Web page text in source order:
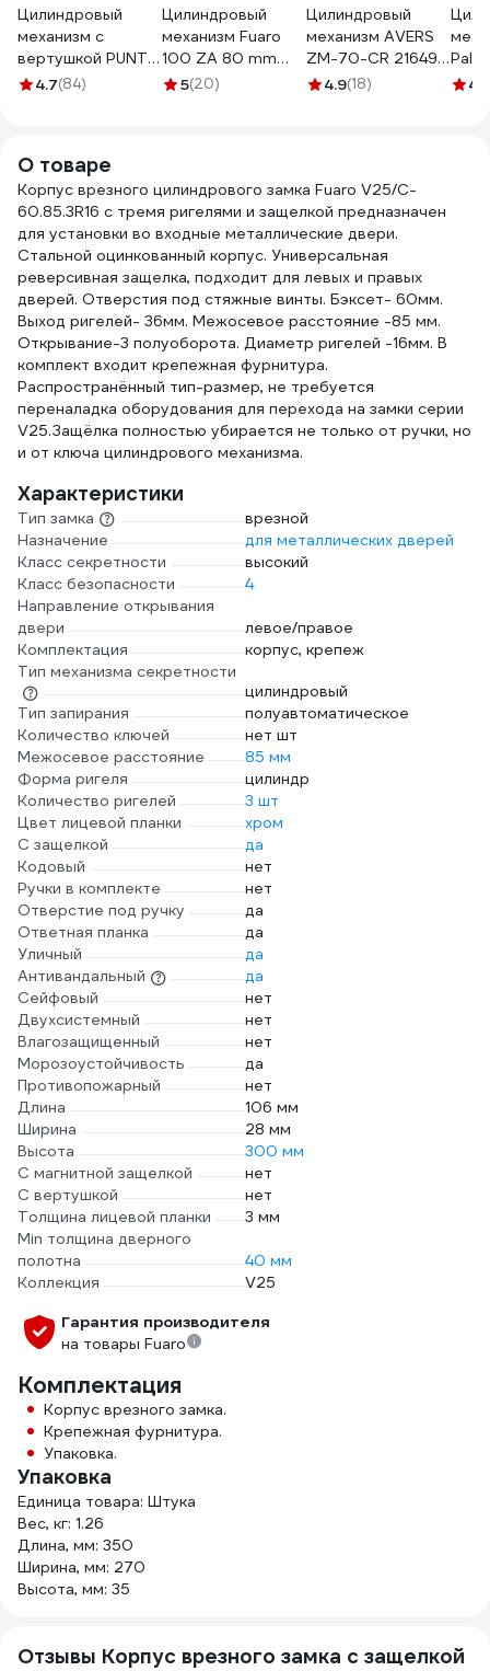
Цилиндровый
механизм с
вертушкой PUNTO
Z402/70 mm
4.7(84)
Цилиндровый
механизм Fuaro
100 ZA 80 mm
/35+10+35/ CP
5(20)
Цилиндровый
механизм AVERS
ZM-70-CR 21649
00021649
4.9(18)
BK4.8
О товаре
Корпус врезного цилиндрового замка Fuaro V25/C-
60.85.3R16 с тремя ригелями и защелкой предназначен
для установки во входные металлические двери.
Стальной оцинкованный корпус. Универсальная
реверсивная защелка, подходит для левых и правых
дверей. Отверстия под стяжные винты. Бэксет- 60мм.
Выход ригелей- 36мм. Межосевое расстояние -85 мм.
Открывание-3 полуоборота. Диаметр ригелей -16мм. В
комплект входит крепежная фурнитура.
Распространённый тип-размер, не требуется
переналадка оборудования для перехода на замки серии
V25.Защёлка полностью убирается не только от ручки, но
и от ключа цилиндрового механизма.
Характеристики
Тип замка
врезной
Назначение
для металлических дверей
Класс секретности
высокий
Класс безопасности
4
Направление открывания
двери
левое/правое
Комплектация
корпус, крепеж
Тип механизма секретности
цилиндровый
Тип запирания
полуавтоматическое
Количество ключей
нет шт
Межосевое расстояние
85 мм
Форма ригеля
цилиндр
Количество ригелей
3 шт
Цвет лицевой планки
хром
С защелкой
да
Кодовый
нет
Ручки в комплекте
нет
Отверстие под ручку
да
Ответная планка
да
Уличный
да
Антивандальный
да
Сейфовый
нет
Двухсистемный
нет
Влагозащищенный
нет
Морозоустойчивость
да
Противопожарный
нет
Длина
106 мм
Ширина
28 мм
Высота
300 мм
С магнитной защелкой
нет
С вертушкой
нет
Толщина лицевой планки
3 мм
Min толщина дверного
полотна
40 мм
Коллекция
V25
Гарантия производителя
на товары Fuaro
Комплектация
Корпус врезного замка.
Крепежная фурнитура.
Упаковка.
Упаковка
Единица товара: Штука
Вес, кг: 1.26
Длина, мм: 350
Ширина, мм: 270
Высота, мм: 35
Отзывы Корпус врезного замка c защелкой